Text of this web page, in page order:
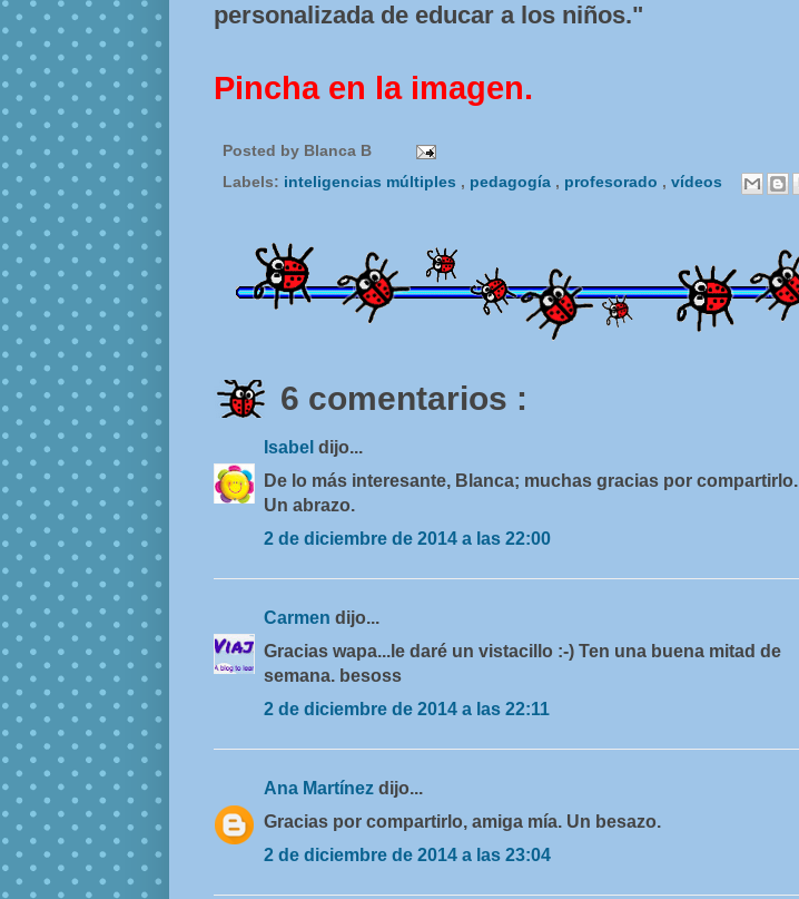
personalizada de educar a los niños."
Pincha en la imagen.
Posted by Blanca B
Labels: inteligencias múltiples , pedagogía , profesorado , vídeos
6 comentarios :
Isabel dijo...
De lo más interesante, Blanca; muchas gracias por compartirlo.
Un abrazo.
2 de diciembre de 2014 a las 22:00
Carmen dijo...
Gracias wapa...le daré un vistacillo :-) Ten una buena mitad de
semana. besoss
2 de diciembre de 2014 a las 22:11
Ana Martínez dijo...
Gracias por compartirlo, amiga mía. Un besazo.
2 de diciembre de 2014 a las 23:04